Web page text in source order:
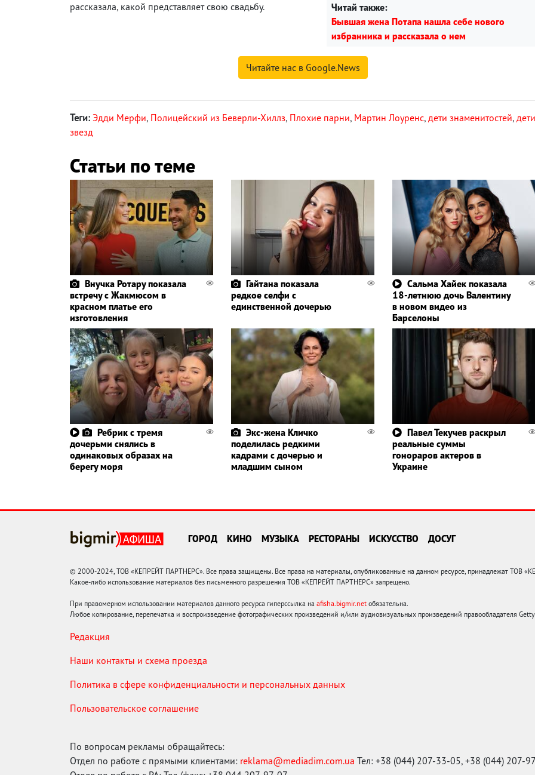
Читай также:
Бывшая жена Потапа нашла себе нового
избранника и рассказала о нем
рассказала, какой представляет свою свадьбу.
Читайте нас в Google.News
Теги: Эдди Мерфи, Полицейский из Беверли-Хиллз, Плохие парни, Мартин Лоуренс, дети знаменитостей, дети
звезд
Статьи по теме
Внучка Ротару показала
встречу с Жакмюсом в
красном платье его
изготовления
Гайтана показала
редкое селфи с
единственной дочерью
Сальма Хайек показала
18-летнюю дочь Валентину
в новом видео из
Барселоны
Ребрик с тремя
дочерьми снялись в
одинаковых образах на
берегу моря
Экс-жена Кличко
поделилась редкими
кадрами с дочерью и
младшим сыном
Павел Текучев раскрыл
реальные суммы
гонораров актеров в
Украине
ГОРОД КИНО МУЗЫКА РЕСТОРАНЫ ИСКУССТВО ДОСУГ
© 2000-2024, ТОВ «КЕПРЕЙТ ПАРТНЕРС». Все права защищены. Все права на материалы, опубликованные на данном ресурсе, принадлежат ТОВ
Какое-либо использование материалов без письменного разрешения ТОВ «КЕПРЕЙТ ПАРТНЕРС» запрещено.
При правомерном использовании материалов данного ресурса гиперссылка на afisha.bigmir.net обязательна.
Любое копирование, перепечатка и воспроизведение фотографических произведений и/или аудиовизуальных произведений правообладателя
Редакция
Наши контакты и схема проезда
Политика в сфере конфиденциальности и персональных данных
Пользовательское соглашение
По вопросам рекламы обращайтесь:
Отдел по работе с прямыми клиентами: reklama@mediadim.com.ua Тел: +38 (044) 207-33-05, +38 (044) 207-